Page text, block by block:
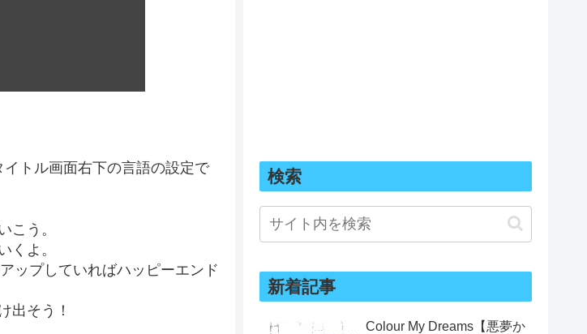
トル画面右下の言語の設定で
こう。
くよ。
ップしていればハッピーエンド
出そう！
検索
新着記事
Colour My Dreams【悪夢か